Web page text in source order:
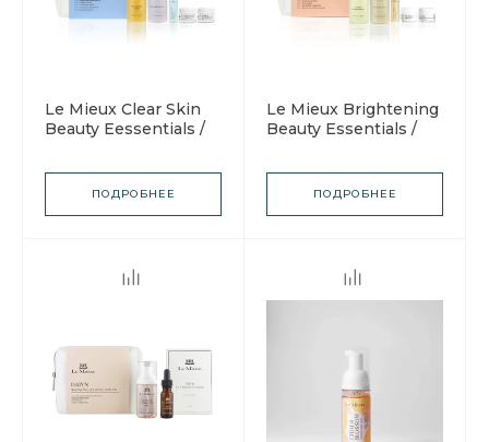
Le Mieux Clear Skin
Beauty Eessentials /
age "Средства
красоты для чистой
ПОДРОБНЕЕ
Le Mieux Brightening
Beauty Essentials /
age "Осветляющий и
выравнивающий тон
ПОДРОБНЕЕ